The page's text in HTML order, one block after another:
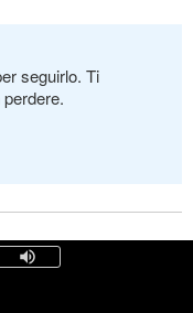
seguirlo. Ti